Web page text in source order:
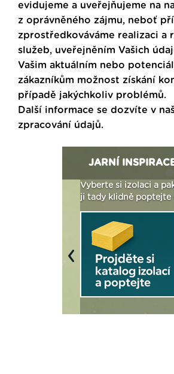
evidujeme a uveřejňujeme na
z oprávněného zájmu, neboť
zprostředkováváme realizaci a
služeb, uveřejněním Vašich
Vašim aktuálním nebo
zákazníkům možnost získání
případě jakýchkoliv problémů.
Další informace se dozvíte v
zpracování údajů.
JARNÍ
Vyberte si izolaci a
ji tady klidně poptejte
Previous